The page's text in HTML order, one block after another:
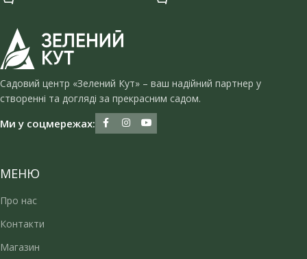
Садовий центр «Зелений Кут» – ваш надійний партнер у
створенні та догляді за прекрасним садом.
Ми у соцмережах:
МЕНЮ
Про нас
Контакти
Магазин